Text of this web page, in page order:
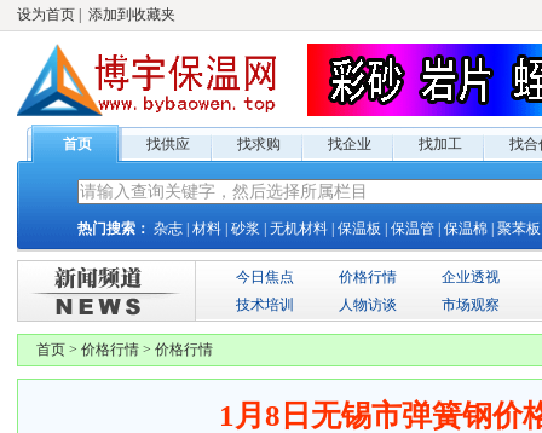
设为首页 添加到收藏夹
首页 找供应 找求购 找企业 找加工 找合
热门搜索： 杂志 材料 砂浆 无机材料 保温板 保温管 保温棉 聚苯板
今日焦点 价格行情
企业透视
技术培训
人物访谈 市场观察
首页 > 价格行情 > 价格行情
1月8日无锡市弹簧钢价